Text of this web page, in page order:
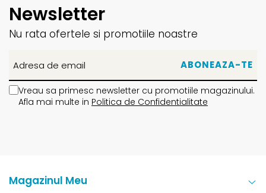
Newsletter
Nu rata ofertele si promotiile noastre
Vreau sa primesc newsletter cu promotiile magazinului.
Afla mai multe in Politica de Confidentialitate
Magazinul Meu